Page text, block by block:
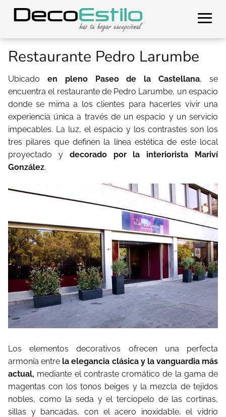
Restaurante Pedro Larumbe
Ubicado en pleno Paseo de la Castellana, se
encuentra el restaurante de Pedro Larumbe, un espacio
donde se mima a los clientes para hacerles vivir una
experiencia única a través de un espacio y un servicio
impecables. La luz, el espacio y los contrastes son los
tres pilares que definen la línea estética de este local
proyectado y decorado por la interiorista Mariví
González.
Los elementos decorativos ofrecen una perfecta
armonía entre la elegancia clásica y la vanguardia más
actual, mediante el contraste cromático de la gama de
magentas con los tonos beiges y la mezcla de tejidos
nobles, como la seda y el terciopelo de las cortinas,
sillas y bancadas, con el acero inoxidable, el vidrio